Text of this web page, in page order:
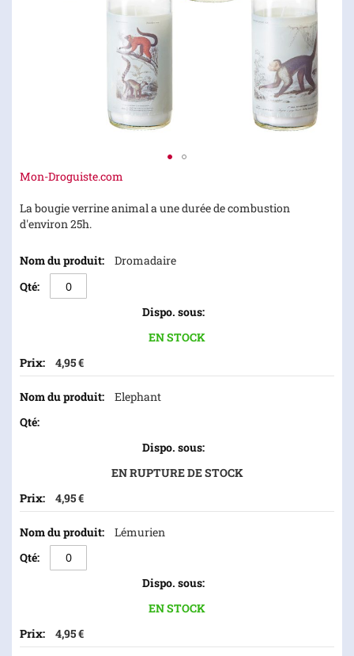
Mon-Droguiste.com
La bougie verrine animal a une durée de combustion
d'environ 25h.
Articles
produit
groupé
Dromadaire
EN STOCK
4,95 €
Elephant
EN RUPTURE DE STOCK
4,95 €
Lémurien
EN STOCK
4,95 €
Skip
the
beginning
the
images
gallery